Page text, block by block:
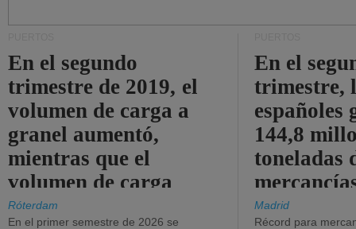
En el segundo
trimestre de 2019, el
volumen de carga a
granel aumentó,
mientras que el
volumen de carga
general disminuyó.
Róterdam
En el primer semestre de 2026 se
En el
trimestre,
españoles
144,8
toneladas
Madrid
Récord para